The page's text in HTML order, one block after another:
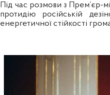
Під час розмови з Прем’єр-
протидію російській
енергетичної стійкості